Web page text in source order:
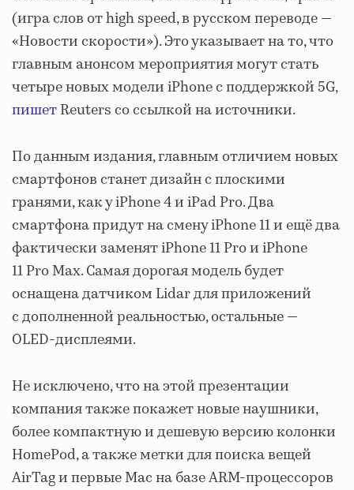
(игра слов от high speed, в русском переводе —
«Новости скорости»). Это указывает на то, что
главным анонсом мероприятия могут стать
четыре новых модели iPhone с поддержкой 5G,
пишетReuters со ссылкой на источники.
По данным издания, главным отличием новых
смартфонов станет дизайн с плоскими
гранями, как у iPhone 4 и iPad Pro. Два
смартфона придут на смену iPhone 11 и ещё два
фактически заменят iPhone 11 Pro и iPhone
11 Pro Max. Самая дорогая модель будет
оснащена датчиком Lidar для приложений
с дополненной реальностью, остальные —
OLED-дисплеями.
Не исключено, что на этой презентации
компания также покажет новые наушники,
более компактную и дешевую версию колонки
HomePod, а также метки для поиска вещей
AirTag и первые Mac на базе ARM-процессоров